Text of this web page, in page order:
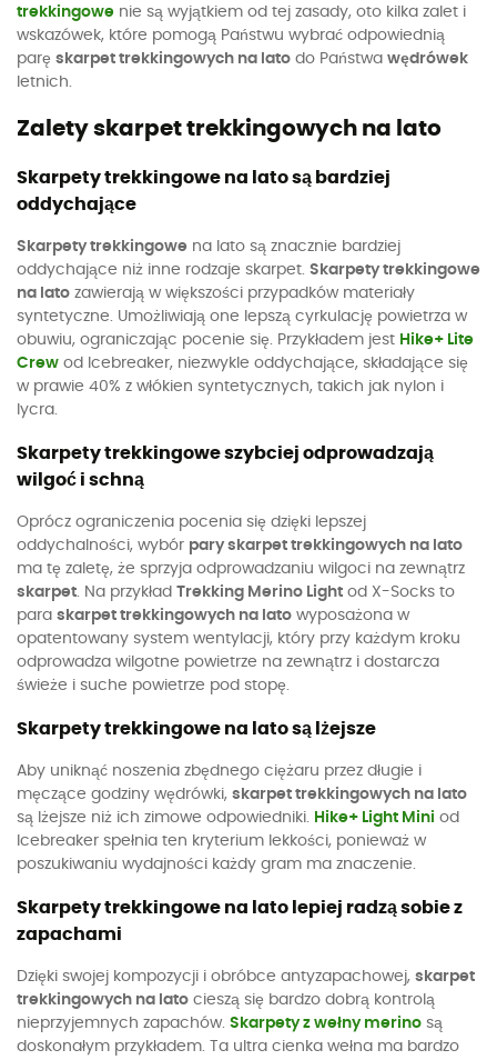
trekkingowe nie są wyjątkiem od tej zasady, oto kilka zalet i
wskazówek, które pomogą Państwu wybrać odpowiednią
parę skarpet trekkingowych na lato do Państwa wędrówek
letnich.
Zalety skarpet trekkingowych na lato
Skarpety trekkingowe na lato są bardziej
oddychające
Skarpety trekkingowe na lato są znacznie bardziej
oddychające niż inne rodzaje skarpet. Skarpety trekkingowe
na lato zawierają w większości przypadków materiały
syntetyczne. Umożliwiają one lepszą cyrkulację powietrza w
obuwiu, ograniczając pocenie się. Przykładem jest Hike+ Lite
Crew od Icebreaker, niezwykle oddychające, składające się
w prawie 40% z włókien syntetycznych, takich jak nylon i
lycra.
Skarpety trekkingowe szybciej odprowadzają
wilgoć i schną
Oprócz ograniczenia pocenia się dzięki lepszej
oddychalności, wybór pary skarpet trekkingowych na lato
ma tę zaletę, że sprzyja odprowadzaniu wilgoci na zewnątrz
skarpet. Na przykład Trekking Merino Light od X-Socks to
para skarpet trekkingowych na lato wyposażona w
opatentowany system wentylacji, który przy każdym kroku
odprowadza wilgotne powietrze na zewnątrz i dostarcza
świeże i suche powietrze pod stopę.
Skarpety trekkingowe na lato są lżejsze
Aby uniknąć noszenia zbędnego ciężaru przez długie i
męczące godziny wędrówki, skarpet trekkingowych na lato
są lżejsze niż ich zimowe odpowiedniki. Hike+ Light Mini od
Icebreaker spełnia ten kryterium lekkości, ponieważ w
poszukiwaniu wydajności każdy gram ma znaczenie.
Skarpety trekkingowe na lato lepiej radzą sobie z
zapachami
Dzięki swojej kompozycji i obróbce antyzapachowej, skarpet
trekkingowych na lato cieszą się bardzo dobrą kontrolą
nieprzyjemnych zapachów. Skarpety z wełny merino są
doskonałym przykładem. Ta ultra cienka wełna ma bardzo